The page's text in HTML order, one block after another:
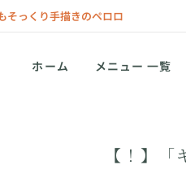
そっくり手描きのペロロ
ホーム メニュー 一覧
【！】